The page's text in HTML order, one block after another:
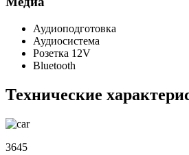
Аудиоподготовка
Аудиосистема
Розетка 12V
Bluetooth
Технические
3645